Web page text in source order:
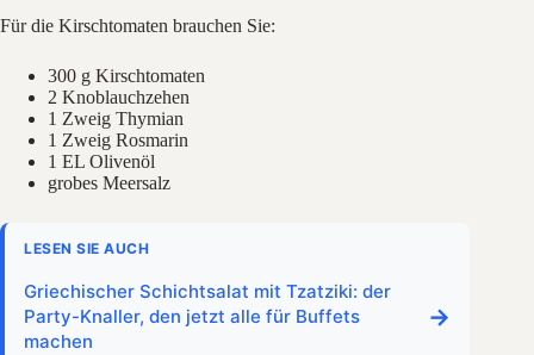
Für die Kirschtomaten brauchen Sie:
300 g Kirschtomaten
2 Knoblauchzehen
1 Zweig Thymian
1 Zweig Rosmarin
1 EL Olivenöl
grobes Meersalz
LESEN SIE AUCH
Griechischer Schichtsalat mit Tzatziki: der
Party-Knaller, den jetzt alle für Buffets
machen
→